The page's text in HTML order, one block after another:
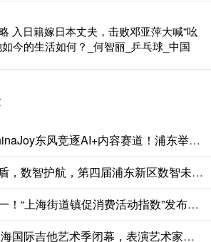
入日籍嫁日本丈夫，击败邓亚萍大喊“吆
如今的生活如何？_何智丽_乒乓球_中国
龙辉优配 借力ChinaJoy东风竞逐AI+内容赛道！浦东举办游戏微短剧产业推介会
鼎泽配资 匠心铸盾，数智护航，第四届浦东新区数智未来守护者大赛落幕
鸿运配资 双榜第一！“上海街道镇促消费活动指数”发布，静安这个街道如何脱颖而出？
鼎冠策略 2026上海国际吉他艺术季闭幕，表演艺术家乔榛再现《魂断蓝桥》经典片段